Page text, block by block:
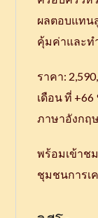
ผลตอบแทน
คุ้มค่าและท
ราคา:
เดือน ที่ +66
ภาษาอังกฤ
พร้อมเข้าช
ชุมชนการเ